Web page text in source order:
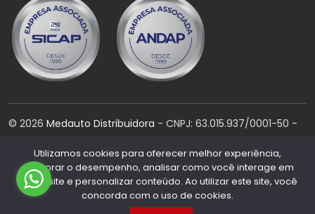
© 2026 Medauto Distribuidora - CNPJ: 63.015.937/0001-50 -
Desenvolvido por:
Utilizamos cookies para oferecer melhor experiência,
melhorar o desempenho, analisar como você interage em
nosso site e personalizar conteúdo. Ao utilizar este site, você
concorda com o uso de cookies.